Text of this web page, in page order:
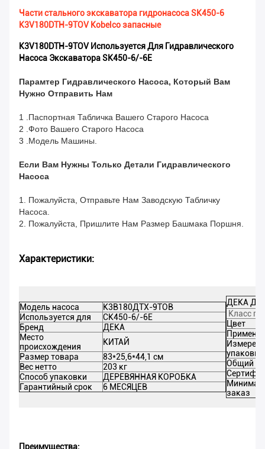
Части стального экскаватора гидронасоса SK450-6
K3V180DTH-9TOV Kobelco запасные
K3V180DTH-9TOV Используется Для Гидравлического
Насоса Экскаватора SK450-6/-6E
Парамтер Гидравлического Насоса, Который Вам
Нужно Отправить Нам
1 .Паспортная Табличка Вашего Старого Насоса
2 .Фото Вашего Старого Насоса
3 .Модель Машины.
Если Вам Нужны Только Детали Гидравлического
Насоса
1. Пожалуйста, Отправьте Нам Заводскую Табличку
Насоса.
2. Пожалуйста, Пришлите Нам Размер Башмака Поршня.
Характеристики:
Модель насоса
К3В180ДТХ-9ТОВ
Используется для
СК450-6/-6Е
Бренд
ДЕКА
Место
происхождения
КИТАЙ
Размер товара
83*25,6*44,1 см
Вес нетто
203 кг
Способ упаковки
ДЕРЕВЯННАЯ КОРОБКА
Гарантийный срок
6 МЕСЯЦЕВ
ДЕКА
Класс
Цвет
упаковки
Общий
заказ
Преимущества: